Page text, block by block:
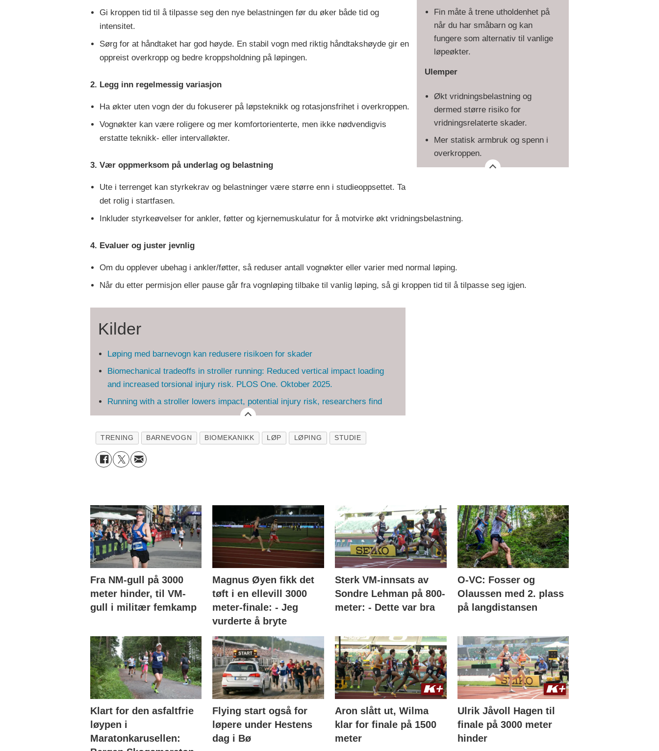
Fin måte å trene utholdenhet på
når du har småbarn og kan
fungere som alternativ til vanlige
løpeøkter.
Ulemper
Økt vridningsbelastning og
dermed større risiko for
vridningsrelaterte skader.
Mer statisk armbruk og spenn i
overkroppen.
Gi kroppen tid til å tilpasse seg den nye belastningen før du øker både tid og
intensitet.
Sørg for at håndtaket har god høyde. En stabil vogn med riktig håndtakshøyde gir en
oppreist overkropp og bedre kroppsholdning på løpingen.
2. Legg inn regelmessig variasjon
Ha økter uten vogn der du fokuserer på løpsteknikk og rotasjonsfrihet i overkroppen.
Vognøkter kan være roligere og mer komfortorienterte, men ikke nødvendigvis
erstatte teknikk- eller intervalløkter.
3. Vær oppmerksom på underlag og belastning
Ute i terrenget kan styrkekrav og belastninger være større enn i studieoppsettet. Ta
det rolig i startfasen.
Inkluder styrkeøvelser for ankler, føtter og kjernemuskulatur for å motvirke økt vridningsbelastning.
4. Evaluer og juster jevnlig
Om du opplever ubehag i ankler/føtter, så reduser antall vognøkter eller varier med normal løping.
Når du etter permisjon eller pause går fra vognløping tilbake til vanlig løping, så gi kroppen tid til å tilpasse seg igjen.
Kilder
Løping med barnevogn kan redusere risikoen for skader
Biomechanical tradeoffs in stroller running: Reduced vertical impact loading
and increased torsional injury risk. PLOS One. Oktober 2025.
Running with a stroller lowers impact, potential injury risk, researchers find
TRENING BARNEVOGN BIOMEKANIKK LØP LØPING STUDIE
Fra NM-gull på 3000
meter hinder, til VM-
gull i militær femkamp
Magnus Øyen fikk det
tøft i en ellevill 3000
meter-finale: - Jeg
vurderte å bryte
Sterk VM-innsats av
Sondre Lehman på 800-
meter: - Dette var bra
O-VC: Fosser og
Olaussen med 2. plass
på langdistansen
Klart for den asfaltfrie
løypen i
Maratonkarusellen:
Flying start også for
løpere under Hestens
dag i Bø
Aron slått ut, Wilma
klar for finale på 1500
meter
Ulrik Jåvoll Hagen til
finale på 3000 meter
hinder